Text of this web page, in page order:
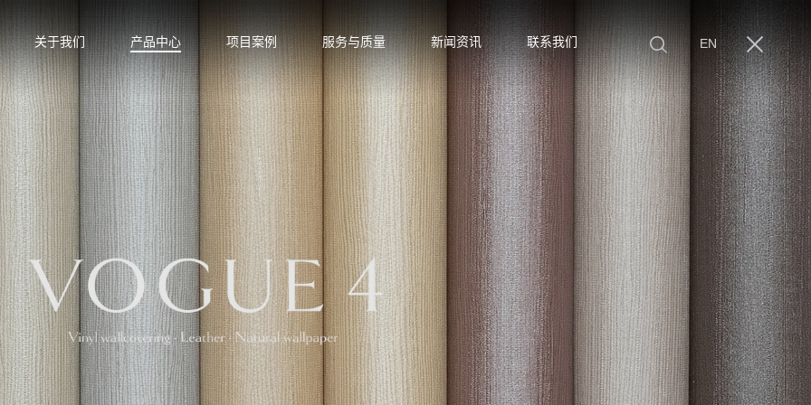
EN
关于我们 产品中心 项目案例 服务与质量 新闻资讯 联系我们